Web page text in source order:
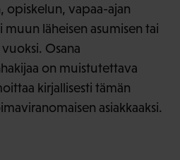
opiskelun, vapaa-ajan
läheisen asumisen tai
Osana
on muistutettava
kirjallisesti tämän
asiakkaaksi.